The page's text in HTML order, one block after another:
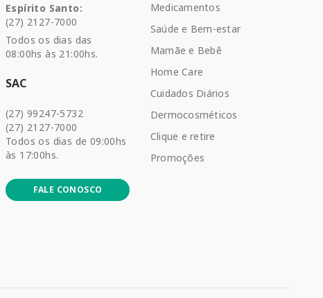
Espírito Santo:
(27) 2127-7000
Todos os dias das
08:00hs às 21:00hs.
SAC
(27) 99247-5732
(27) 2127-7000
Todos os dias de 09:00hs
às 17:00hs.
FALE CONOSCO
Medicamentos
Saúde e Bem-estar
Mamãe e Bebê
Home Care
Cuidados Diários
Dermocosméticos
Clique e retire
Promoções